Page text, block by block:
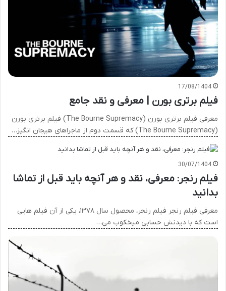
17/08/1404
فیلم برتری بورن | معرفی و نقد جامع
معرفی فیلم برتری بورن (The Bourne Supremacy) فیلم برتری بورن
(The Bourne Supremacy) که قسمت دوم از ماجراهای هیجان انگیز…
30/07/1404
فیلم رنجر: معرفی، نقد و هر آنچه باید قبل از تماشا
بدانید
معرفی فیلم رنجر فیلم رنجر، محصول سال ۱۳۷۸، یکی از آن فیلم هایی
است که با دیدنش حسابی میخکوب می…